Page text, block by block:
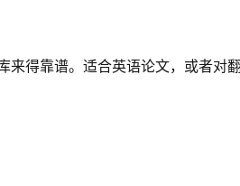
来得靠谱。适合英语论文，或者对